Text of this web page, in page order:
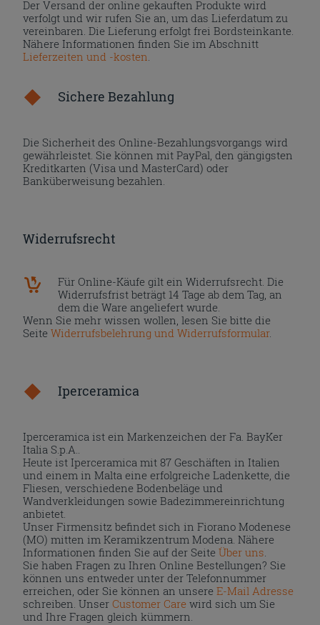
Der Versand der online gekauften Produkte wird
verfolgt und wir rufen Sie an, um das Lieferdatum zu
vereinbaren. Die Lieferung erfolgt frei Bordsteinkante.
Nähere Informationen finden Sie im Abschnitt
Lieferzeiten und -kosten.
Sichere Bezahlung
Die Sicherheit des Online-Bezahlungsvorgangs wird
gewährleistet. Sie können mit PayPal, den gängigsten
Kreditkarten (Visa und MasterCard) oder
Banküberweisung bezahlen.
Widerrufsrecht
Für Online-Käufe gilt ein Widerrufsrecht. Die
Widerrufsfrist beträgt 14 Tage ab dem Tag, an
dem die Ware angeliefert wurde.
Wenn Sie mehr wissen wollen, lesen Sie bitte die
SeiteWiderrufsbelehrung und Widerrufsformular.
Iperceramica
Iperceramica ist ein Markenzeichen der Fa. BayKer
Italia S.p.A..
Heute ist Iperceramica mit 87 Geschäften in Italien
und einem in Malta eine erfolgreiche Ladenkette, die
Fliesen, verschiedene Bodenbeläge und
Wandverkleidungen sowie Badezimmereinrichtung
anbietet.
Unser Firmensitz befindet sich in Fiorano Modenese
(MO) mitten im Keramikzentrum Modena. Nähere
Informationen finden Sie auf der Seite Über uns.
Sie haben Fragen zu Ihren Online Bestellungen? Sie
können uns entweder unter der Telefonnummer
erreichen, oder Sie können an unsereE-Mail Adresse
schreiben. UnserCustomer Care wird sich um Sie
und Ihre Fragen gleich kümmern.